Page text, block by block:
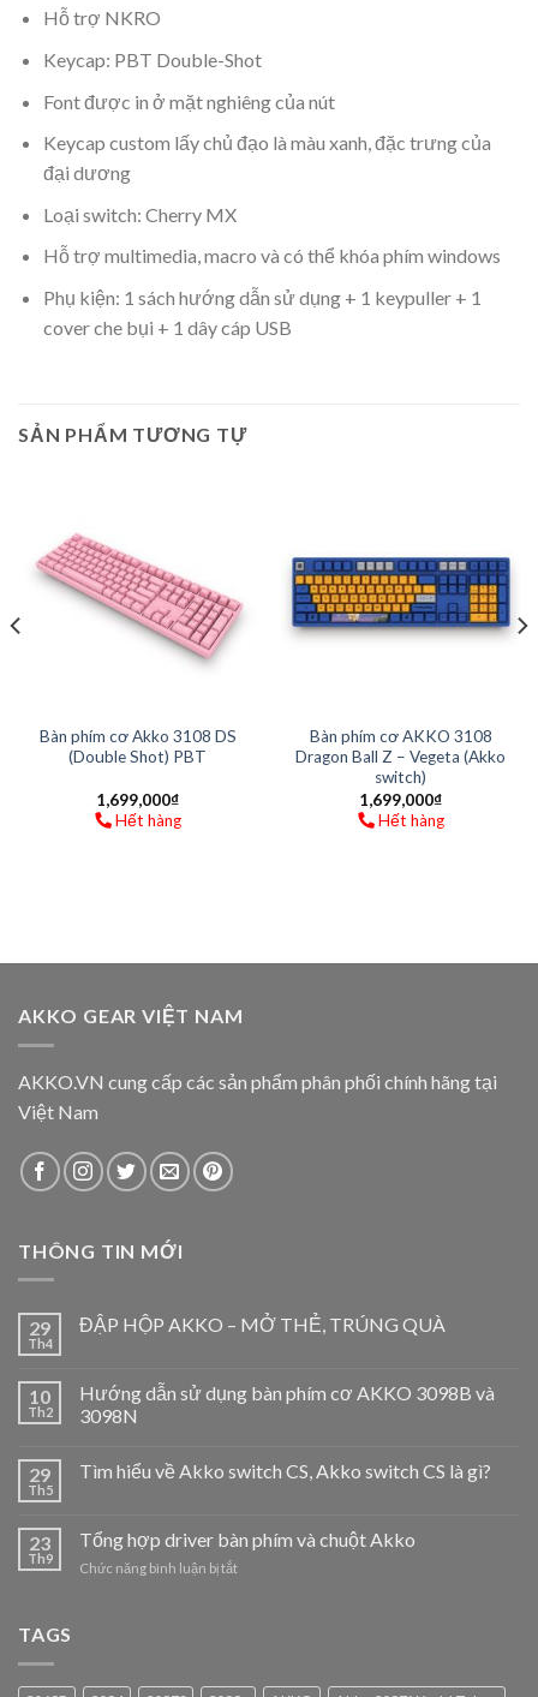
Hỗ trợ NKRO
Keycap: PBT Double-Shot
Font được in ở mặt nghiêng của nút
Keycap custom lấy chủ đạo là màu xanh, đặc trưng của
đại dương
Loại switch: Cherry MX
Hỗ trợ multimedia, macro và có thể khóa phím windows
Phụ kiện: 1 sách hướng dẫn sử dụng + 1 keypuller + 1
cover che bụi + 1 dây cáp USB
SẢN PHẨM TƯƠNG TỰ
Bàn phím cơ Akko 3108 DS
(Double Shot) PBT
1,699,000₫
Hết hàng
Bàn phím cơ AKKO 3108
Dragon Ball Z – Vegeta (Akko
switch)
1,699,000₫
Hết hàng
AKKO GEAR VIỆT NAM
AKKO.VN cung cấp các sản phẩm phân phối chính hãng tại
Việt Nam
THÔNG TIN MỚI
29
Th4
ĐẬP HỘP AKKO – MỞ THẺ, TRÚNG QUÀ
10
Th2
Hướng dẫn sử dụng bàn phím cơ AKKO 3098B và
3098N
29
Th5
Tìm hiểu về Akko switch CS, Akko switch CS là gì?
23
Th9
Tổng hợp driver bàn phím và chuột Akko
Chức năng bình luận bị tắtở
và
TAGS